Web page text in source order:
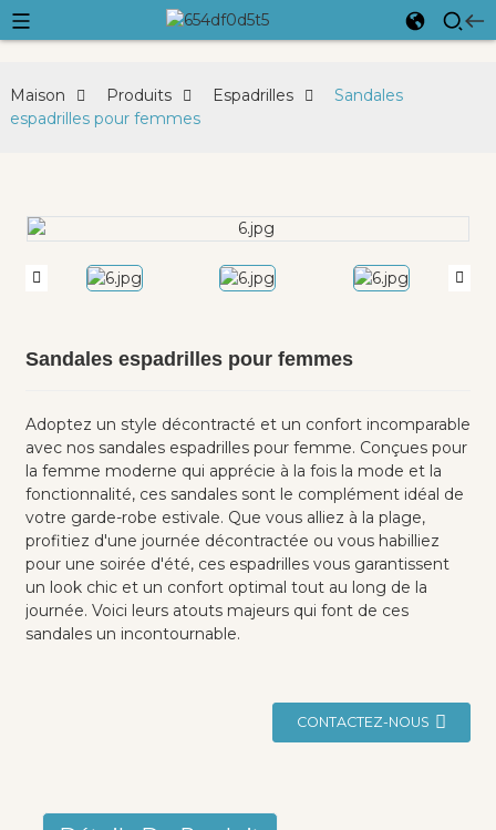
Maison Produits Espadrilles
Sandales
espadrilles pour femmes
Sandales espadrilles pour femmes
Adoptez un style décontracté et un confort incomparable
avec nos sandales espadrilles pour femme. Conçues pour
la femme moderne qui apprécie à la fois la mode et la
fonctionnalité, ces sandales sont le complément idéal de
votre garde-robe estivale. Que vous alliez à la plage,
profitiez d'une journée décontractée ou vous habilliez
pour une soirée d'été, ces espadrilles vous garantissent
un look chic et un confort optimal tout au long de la
journée. Voici leurs atouts majeurs qui font de ces
sandales un incontournable.
CONTACTEZ-NOUS